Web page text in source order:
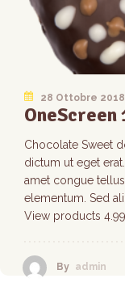
28 Ottobre 2018
OneScreen
Chocolate Sweet
dictum ut eget
amet congue
elementum. Sed
View products 4.99
By admin